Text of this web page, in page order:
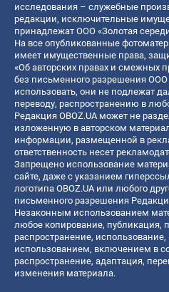
исследования – служебные
редакции, исключительные
принадлежат ООО «Золотая
На все опубликованные
имеет имущественные права,
«Об авторских правах и смежных
без письменного разрешения ООО
использовать, они не подлежат
переводу, распространению в
Редакция OBOZ.UA может не
изложенную в авторском
информации, размещенной в
ответственность несет
Запрещено использование
сайте, даже с указанием
логотипа OBOZ.UA или любого
письменного разрешения
Незаконным использованием
любое копирование, публикация,
распространение, использование,
использованием, включением в
распространение, адаптация,
изменения материала.